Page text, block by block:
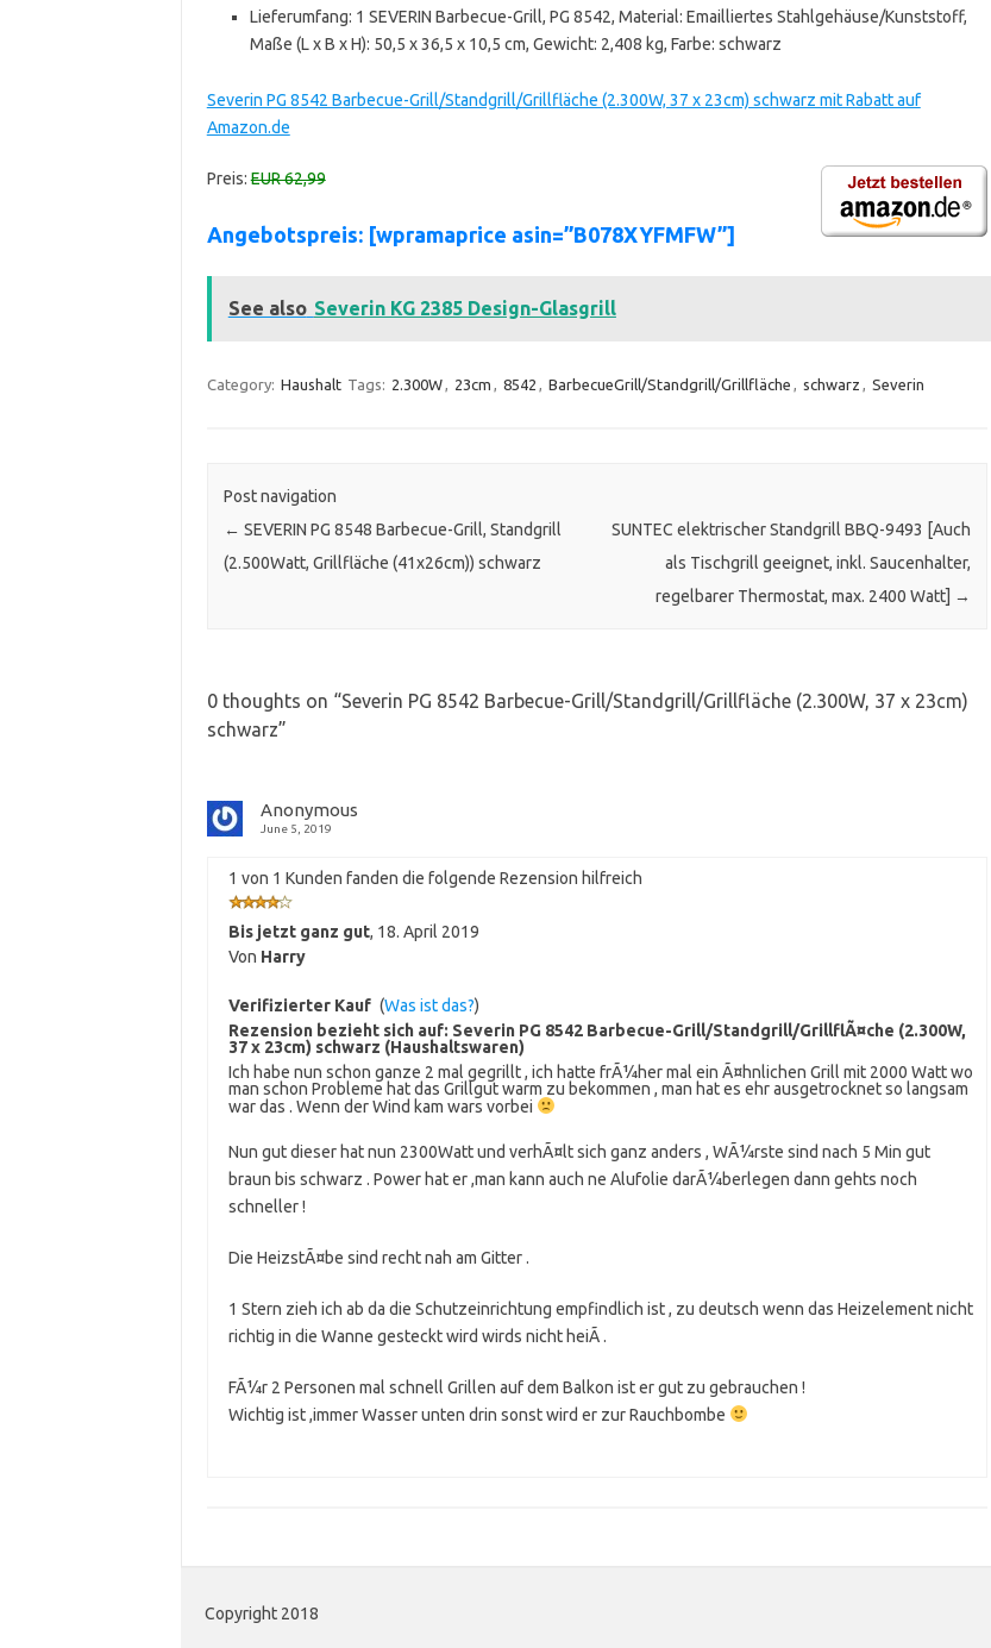
Lieferumfang: 1 SEVERIN Barbecue-Grill, PG 8542, Material: Emailliertes Stahlgehäuse/Kunststoff,
Maße (L x B x H): 50,5 x 36,5 x 10,5 cm, Gewicht: 2,408 kg, Farbe: schwarz
Severin PG 8542 Barbecue-Grill/Standgrill/Grillfläche (2.300W, 37 x 23cm) schwarz mit Rabatt auf
Amazon.de
Preis:EUR 62,99
Angebotspreis: [wpramaprice asin=”B078XYFMFW”]
See also Severin KG 2385 Design-Glasgrill
Category: Haushalt Tags: 2.300W, 23cm , 8542 , BarbecueGrill/Standgrill/Grillfläche , schwarz , Severin
Post navigation
← SEVERIN PG 8548 Barbecue-Grill, Standgrill
(2.500Watt, Grillfläche (41x26cm)) schwarz
SUNTEC elektrischer Standgrill BBQ-9493 [Auch
als Tischgrill geeignet, inkl. Saucenhalter,
regelbarer Thermostat, max. 2400 Watt] →
0 thoughts on “Severin PG 8542 Barbecue-Grill/Standgrill/Grillfläche (2.300W, 37 x 23cm)
schwarz”
Anonymous
June 5, 2019
1 von 1 Kunden fanden die folgende Rezension hilfreich
Bis jetzt ganz gut, 18. April 2019
Von Harry
Verifizierter Kauf (Was ist das?)
Rezension bezieht sich auf: Severin PG 8542 Barbecue-Grill/Standgrill/GrillflÃ¤che (2.300W,
37 x 23cm) schwarz (Haushaltswaren)
Ich habe nun schon ganze 2 mal gegrillt , ich hatte frÃ¼her mal ein Ã¤hnlichen Grill mit 2000 Watt wo
man schon Probleme hat das Grillgut warm zu bekommen , man hat es ehr ausgetrocknet so langsam
war das . Wenn der Wind kam wars vorbei
Nun gut dieser hat nun 2300Watt und verhÃ¤lt sich ganz anders , WÃ¼rste sind nach 5 Min gut
braun bis schwarz . Power hat er ,man kann auch ne Alufolie darÃ¼berlegen dann gehts noch
schneller !
Die HeizstÃ¤be sind recht nah am Gitter .
1 Stern zieh ich ab da die Schutzeinrichtung empfindlich ist , zu deutsch wenn das Heizelement nicht
richtig in die Wanne gesteckt wird wirds nicht heiÃ .
FÃ¼r 2 Personen mal schnell Grillen auf dem Balkon ist er gut zu gebrauchen !
Wichtig ist ,immer Wasser unten drin sonst wird er zur Rauchbombe
Copyright 2018